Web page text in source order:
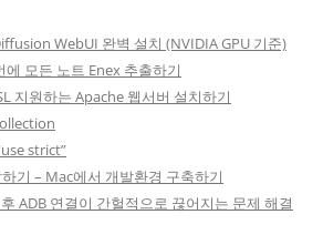
WebUI 완벽 설치 (NVIDIA GPU 기준)
모든 노트 Enex 추출하기
지원하는 Apache 웹서버 설치하기
strict”
기 – Mac에서 개발환경 구축하기
ADB 연결이 간헐적으로 끊어지는 문제 해결